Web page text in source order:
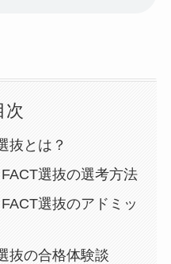
次
抜とは？
選抜の選考方法
選抜のアドミッ
抜の合格体験談